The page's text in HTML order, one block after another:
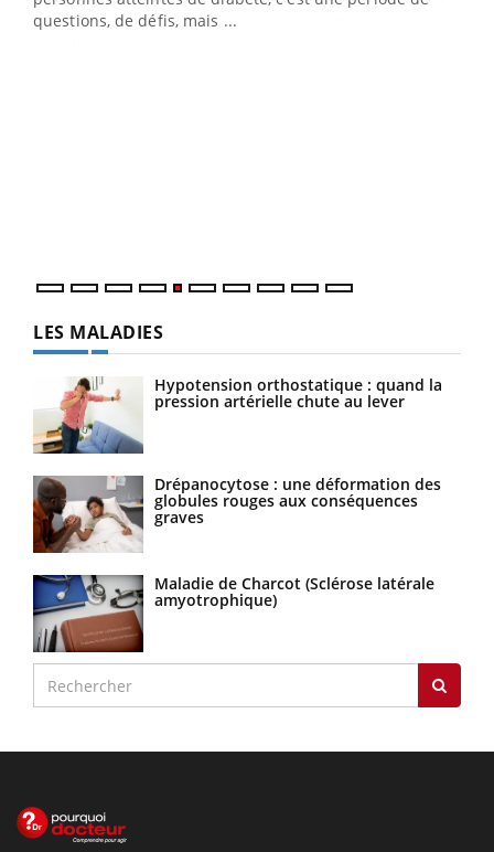
questions, de défis, mais ...
LES MALADIES
Hypotension orthostatique : quand la
pression artérielle chute au lever
Drépanocytose : une déformation des
globules rouges aux conséquences
graves
Maladie de Charcot (Sclérose latérale
amyotrophique)